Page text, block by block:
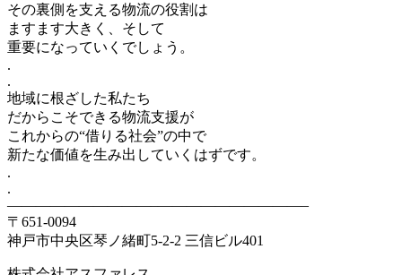
その裏側を支える物流の役割は
ますます大きく、そして
重要になっていくでしょう。
.
.
地域に根ざした私たち
だからこそできる物流支援が
これからの“借りる社会”の中で
新たな価値を生み出していくはずです。
.
.
——————————–——————————–
〒651-0094
神戸市中央区琴ノ緒町5-2-2 三信ビル401